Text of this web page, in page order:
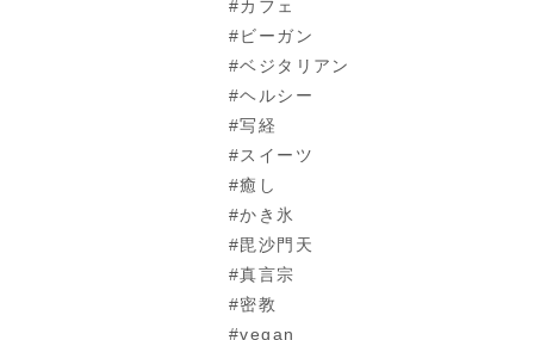
#カフェ
#ビーガン
#ベジタリアン
#ヘルシー
#写経
#スイーツ
#癒し
#かき氷
#毘沙門天
#真言宗
#密教
#vegan